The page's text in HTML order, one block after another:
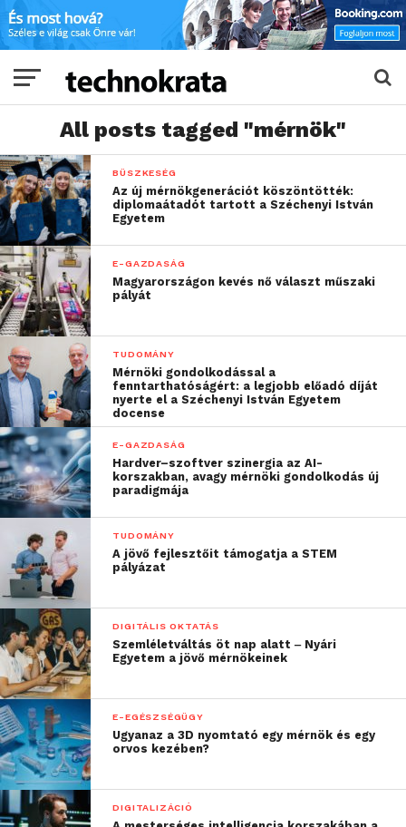
All posts tagged "mérnök"
BÜSZKESÉG
Az új mérnökgenerációt köszöntötték:
diplomaátadót tartott a Széchenyi István
Egyetem
E-GAZDASÁG
Magyarországon kevés nő választ műszaki
pályát
TUDOMÁNY
Mérnöki gondolkodással a
fenntarthatóságért: a legjobb előadó díját
nyerte el a Széchenyi István Egyetem
docense
E-GAZDASÁG
Hardver–szoftver szinergia az AI-
korszakban, avagy mérnöki gondolkodás új
paradigmája
TUDOMÁNY
A jövő fejlesztőit támogatja a STEM
pályázat
DIGITÁLIS OKTATÁS
Szemléletváltás öt nap alatt ‒ Nyári
Egyetem a jövő mérnökeinek
E-EGÉSZSÉGÜGY
Ugyanaz a 3D nyomtató egy mérnök és egy
orvos kezében?
DIGITALIZÁCIÓ